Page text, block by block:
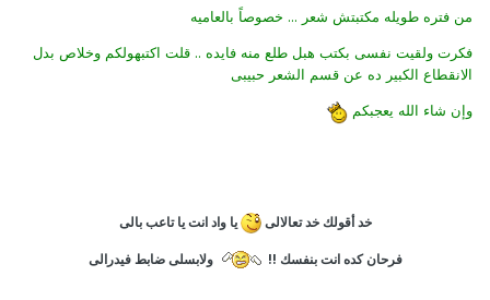
من فتره طويله مكتبتش شعر ... خصوصاً بالعاميه
فكرت ولقيت نفسى بكتب هبل طلع منه فايده .. قلت اكتبهولكم وخلاص بدل
الانقطاع الكبير ده عن قسم الشعر حبيبى
وإن شاء الله يعجبكم
خد أقولك خد تعالالى يا واد انت يا تاعب بالى
فرحان كده انت بنفسك !! ولابسلى ضابط فيدرالى